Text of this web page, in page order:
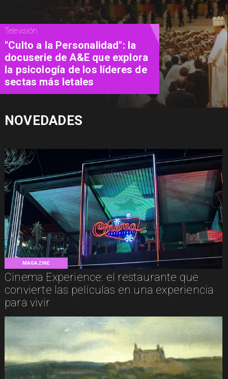
MAGAZINE
Cinema Experience: el restaurante que
convierte las películas en una experiencia
para vivir
Televisión
"Culto a la Personalidad": la
docuserie de A&E que explora
la psicología de los líderes de
sectas más letales
NOVEDADES